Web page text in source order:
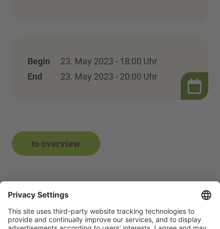
Begin
23. May 2023 - 18:00 Uhr
End
23. May 2023 - 20:00 Uhr
to overview